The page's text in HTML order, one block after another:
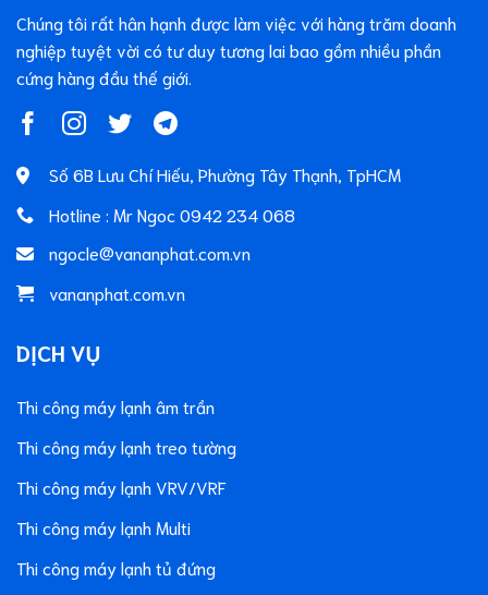
Chúng tôi rất hân hạnh được làm việc với hàng trăm doanh
nghiệp tuyệt vời có tư duy tương lai bao gồm nhiều phần
cứng hàng đầu thế giới.
Số 6B Lưu Chí Hiếu, Phường Tây Thạnh, TpHCM
Hotline : Mr Ngoc 0942 234 068
ngocle@vananphat.com.vn
vananphat.com.vn
DỊCH VỤ
Thi công máy lạnh âm trần
Thi công máy lạnh treo tường
Thi công máy lạnh VRV/VRF
Thi công máy lạnh Multi
Thi công máy lạnh tủ đứng